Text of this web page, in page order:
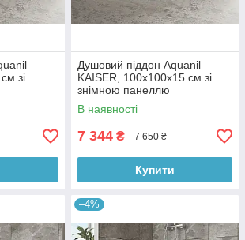
зі
Душовий піддон Aquanil
KAISER, 100х100х15 см зі
знімною панеллю
В наявності
7 344 ₴ 7 650 ₴
Купити
–4%